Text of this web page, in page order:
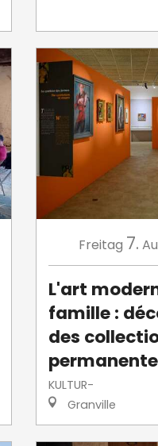
Freitag 7.
L'art
famille :
des
KULTUR-
Granville